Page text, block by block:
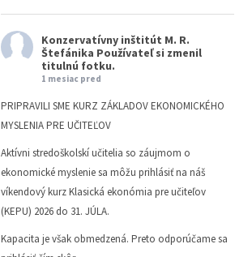
Konzervatívny inštitút M. R.
Štefánika Používateľ si zmenil
titulnú fotku.
1 mesiac pred
PRIPRAVILI SME KURZ ZÁKLADOV EKONOMICKÉHO
MYSLENIA PRE UČITEĽOV
Aktívni stredoškolskí učitelia so záujmom o
ekonomické myslenie sa môžu prihlásiť na náš
víkendový kurz Klasická ekonómia pre učiteľov
(KEPU) 2026 do 31. JÚLA.
Kapacita je však obmedzená. Preto odporúčame sa